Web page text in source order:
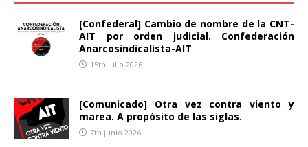
[Confederal] Cambio de nombre de la CNT-
AIT por orden judicial. Confederación
Anarcosindicalista-AIT
15th julio 2026
[Comunicado] Otra vez contra viento y
marea. A propósito de las siglas.
7th junio 2026